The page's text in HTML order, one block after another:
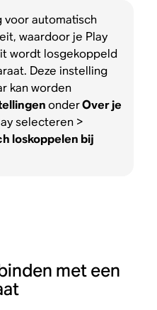
voor automatisch
waardoor je Play
wordt losgekoppeld
Deze instelling
kan worden
onderOver je
selecteren >
loskoppelen bij
met een